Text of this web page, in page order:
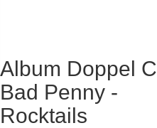
Bad Penny -
Rocktails